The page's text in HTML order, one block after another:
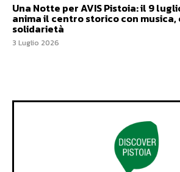
Una Notte per AVIS Pistoia: il 9
anima il centro storico con
solidarietà
3 Luglio 2026